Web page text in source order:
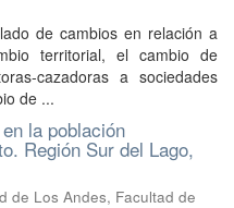
de cambios en relación a
territorial, el cambio de
cazadoras a sociedades
de ...
la población
Región Sur del Lago,
de Los Andes, Facultad de